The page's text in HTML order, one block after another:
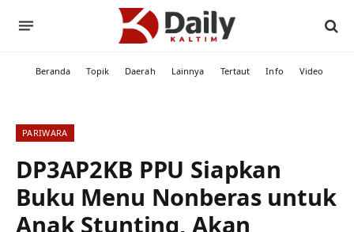
Beranda Topik Daerah Lainnya Tertaut Info Video
PARIWARA
DP3AP2KB PPU Siapkan
Buku Menu Nonberas untuk
Anak Stunting, Akan